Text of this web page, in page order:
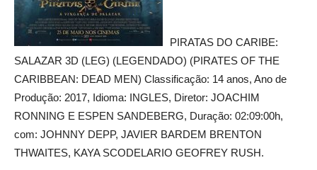
PIRATAS DO CARIBE:
SALAZAR 3D (LEG) (LEGENDADO) (PIRATES OF THE
CARIBBEAN: DEAD MEN) Classificação: 14 anos, Ano de
Produção: 2017, Idioma: INGLES, Diretor: JOACHIM
RONNING E ESPEN SANDEBERG, Duração: 02:09:00h,
com: JOHNNY DEPP, JAVIER BARDEM BRENTON
THWAITES, KAYA SCODELARIO GEOFREY RUSH.